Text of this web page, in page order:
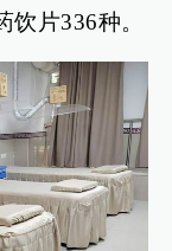
片336种。